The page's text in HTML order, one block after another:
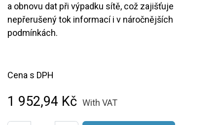
a obnovu dat při výpadku sítě, což zajišťuje
nepřerušený tok informací i v náročnějších
podmínkách.
Cena s DPH
1 952,94 Kč With VAT